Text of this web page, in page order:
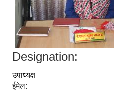
Designation:
उपाध्यक्ष
ईमेल: